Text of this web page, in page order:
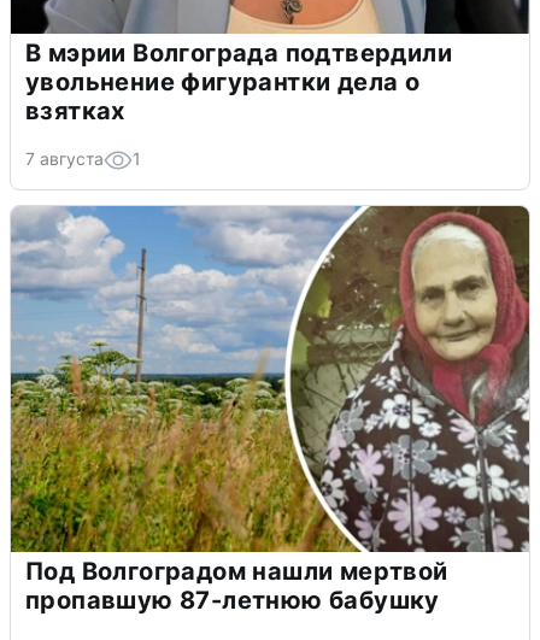
В мэрии Волгограда подтвердили
увольнение фигурантки дела о
взятках
7 августа 1
Под Волгоградом нашли мертвой
пропавшую 87-летнюю бабушку